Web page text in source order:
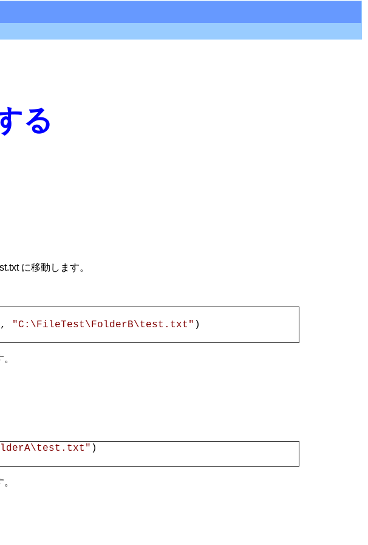
る
に移動します。
, "C:\FileTest\FolderB\test.txt" )
)